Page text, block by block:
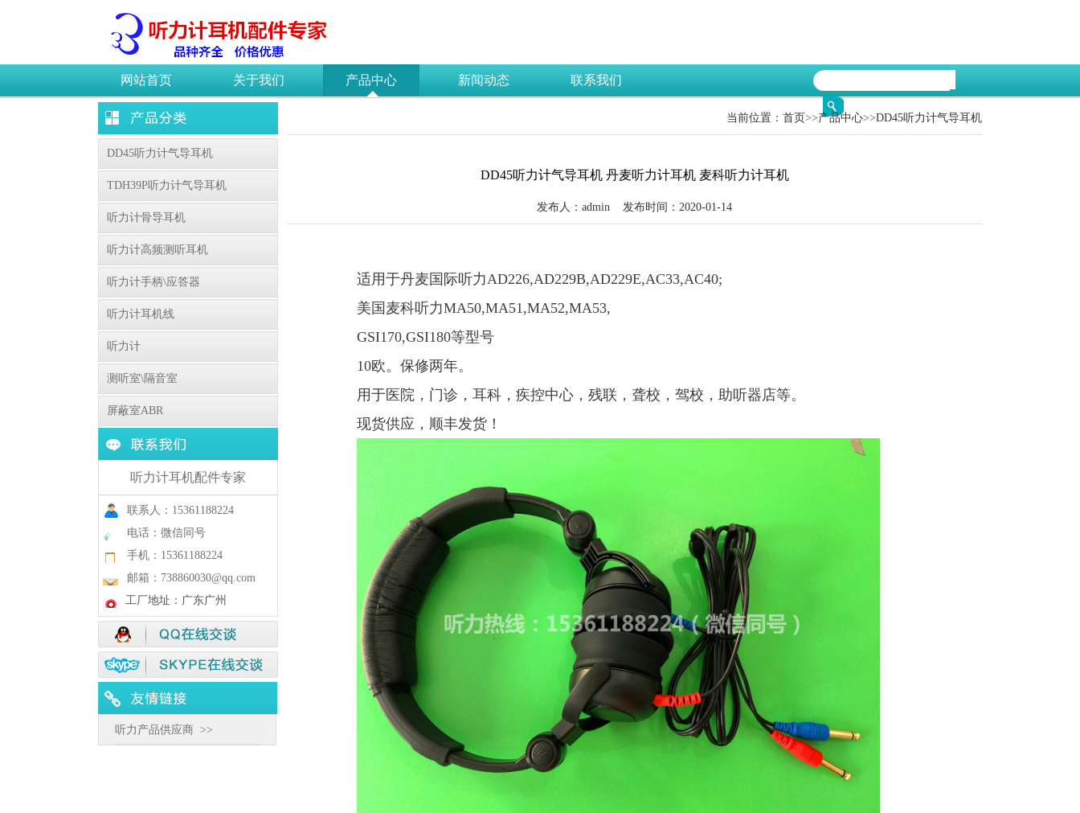
网站首页 关于我们 产品中心 新闻动态 联系我们
DD45听力计气导耳机
TDH39P听力计气导耳机
听力计骨导耳机
听力计高频测听耳机
听力计手柄\应答器
听力计耳机线
听力计
测听室\隔音室
屏蔽室ABR
听力计耳机配件专家
联系人：15361188224
电话：微信同号
手机：15361188224
邮箱：738860030@qq.com
工厂地址：广东广州
听力产品供应商 >>
当前位置： 首页>>产品中心>>DD45听力计气导耳机
DD45听力计气导耳机 丹麦听力计耳机 麦科听力计耳机
发布人：admin 发布时间：2020-01-14
适用于丹麦国际听力AD226,AD229B,AD229E,AC33,AC40;
美国麦科听力MA50,MA51,MA52,MA53,
GSI170,GSI180等型号
10欧。保修两年。
用于医院，门诊，耳科，疾控中心，残联，聋校，驾校，助听器店等。
现货供应，顺丰发货！